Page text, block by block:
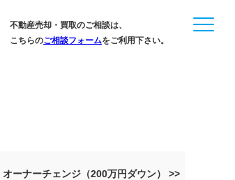
不動産売却・買取のご相談は、
こちらのご相談フォームをご利用下さい。
ーナーチェンジ（200万円ダウン） >>